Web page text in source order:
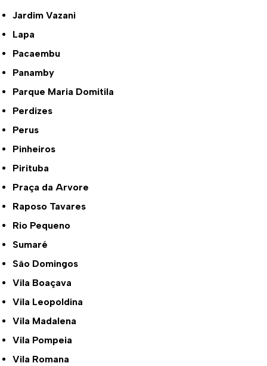
Jardim Vazani
Lapa
Pacaembu
Panamby
Parque Maria Domitila
Perdizes
Perus
Pinheiros
Pirituba
Praça da Arvore
Raposo Tavares
Rio Pequeno
Sumaré
São Domingos
Vila Boaçava
Vila Leopoldina
Vila Madalena
Vila Pompeia
Vila Romana